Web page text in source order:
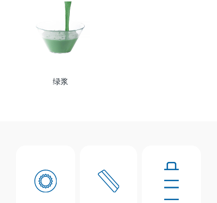
绿浆